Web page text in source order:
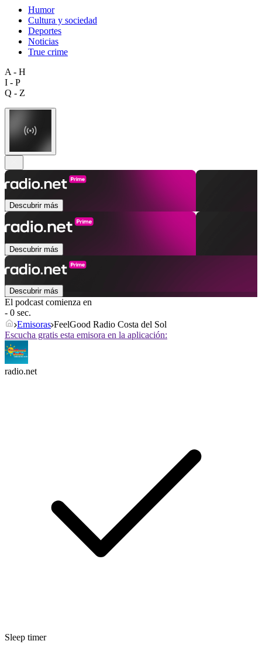
Humor
Cultura y sociedad
Deportes
Noticias
True crime
A - H
I - P
Q - Z
Descubrir más
Descubrir más
Descubrir más
El podcast comienza en
- 0 sec.
Emisoras FeelGood Radio Costa del Sol
Escucha gratis esta emisora en la aplicación:
radio.net
Sleep timer